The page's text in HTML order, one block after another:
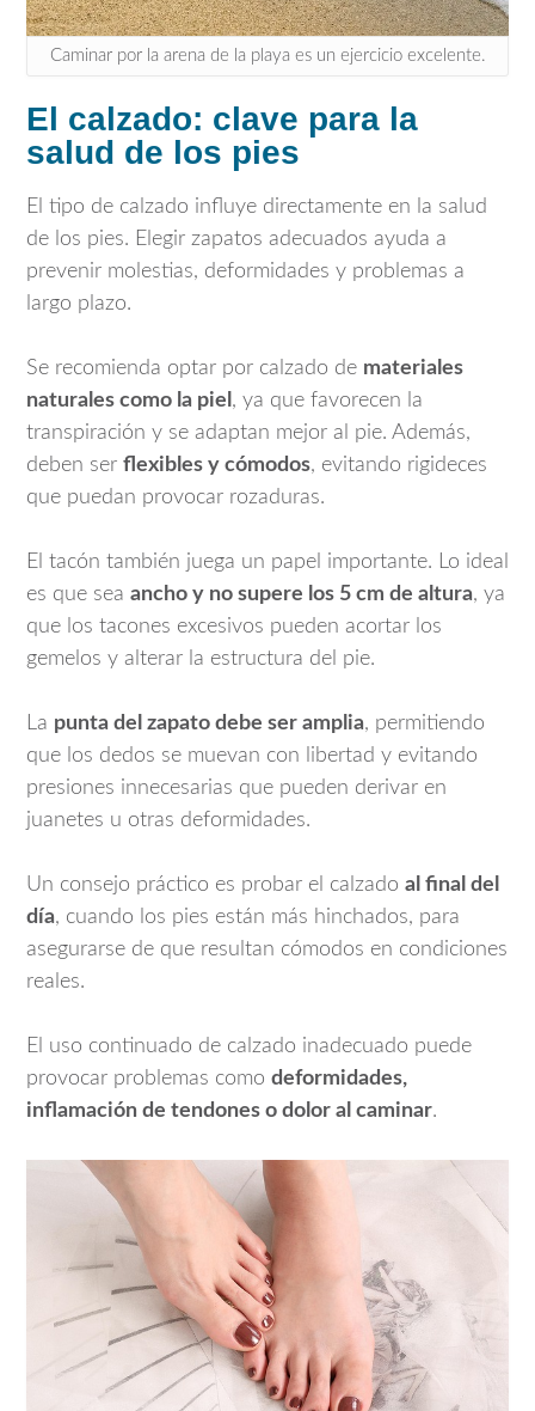
Caminar por la arena de la playa es un ejercicio excelente.
El calzado: clave para la
salud de los pies
El tipo de calzado influye directamente en la salud
de los pies. Elegir zapatos adecuados ayuda a
prevenir molestias, deformidades y problemas a
largo plazo.
Se recomienda optar por calzado de materiales
naturales como la piel , ya que favorecen la
transpiración y se adaptan mejor al pie. Además,
deben ser flexibles y cómodos, evitando rigideces
que puedan provocar rozaduras.
El tacón también juega un papel importante. Lo ideal
es que sea ancho y no supere los 5 cm de altura, ya
que los tacones excesivos pueden acortar los
gemelos y alterar la estructura del pie.
La punta del zapato debe ser amplia, permitiendo
que los dedos se muevan con libertad y evitando
presiones innecesarias que pueden derivar en
juanetes u otras deformidades.
Un consejo práctico es probar el calzado al final del
día, cuando los pies están más hinchados, para
asegurarse de que resultan cómodos en condiciones
reales.
El uso continuado de calzado inadecuado puede
provocar problemas como deformidades,
inflamación de tendones o dolor al caminar.